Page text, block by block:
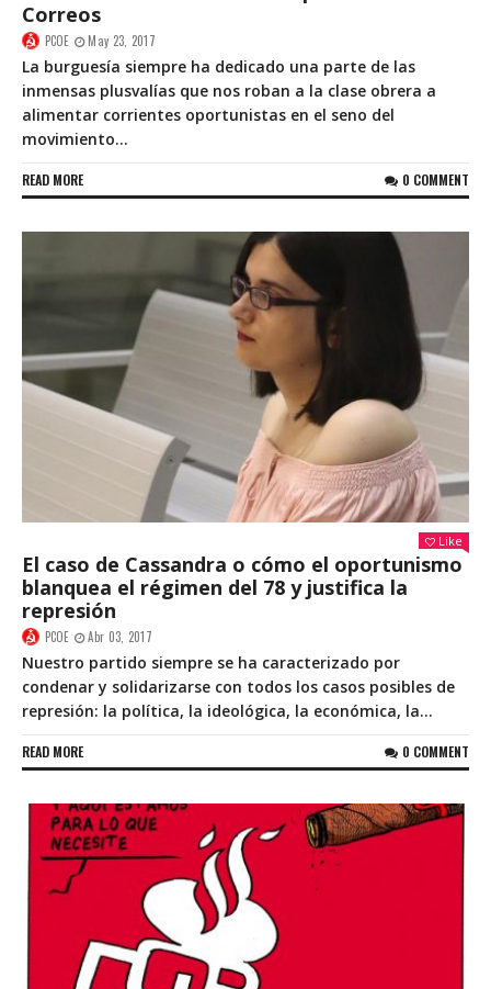
Correos
PCOE May 23, 2017
La burguesía siempre ha dedicado una parte de las
inmensas plusvalías que nos roban a la clase obrera a
alimentar corrientes oportunistas en el seno del
movimiento...
READ MORE 0 COMMENT
Like
El caso de Cassandra o cómo el oportunismo
blanquea el régimen del 78 y justifica la
represión
PCOE Abr 03, 2017
Nuestro partido siempre se ha caracterizado por
condenar y solidarizarse con todos los casos posibles de
represión: la política, la ideológica, la económica, la...
READ MORE 0 COMMENT